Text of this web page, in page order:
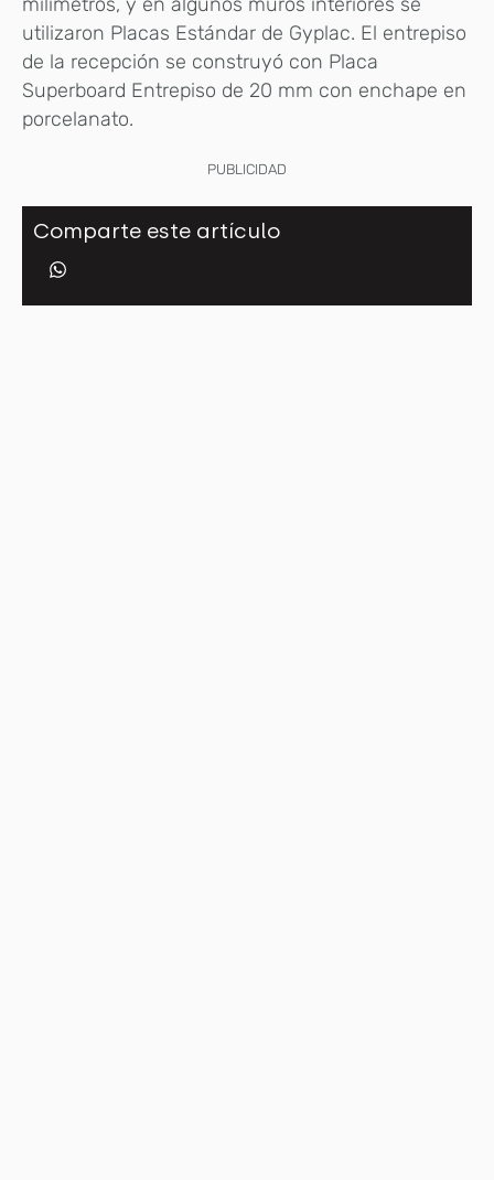
utilizaron Placas Estándar de Gyplac. El entrepiso
de la recepción se construyó con Placa
Superboard Entrepiso de 20 mm con enchape en
porcelanato.
PUBLICIDAD
Comparte este artículo